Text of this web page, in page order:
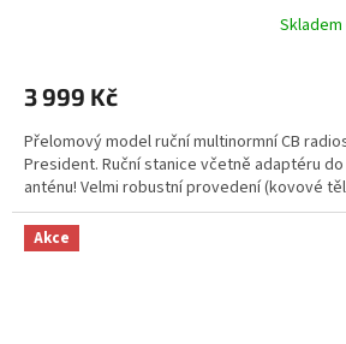
je
z
5
hvězdiček.
3 999 Kč
Přelomový model ruční multinormní CB
President. Ruční stanice včetně adaptéru do
anténu! Velmi robustní provedení (kovové
Akce